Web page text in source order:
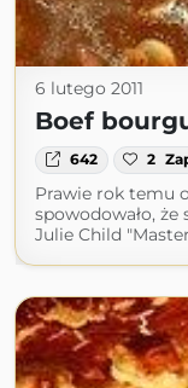
6 lutego 2011
Boef
642 2
Prawie rok temu
spowodowało, że
Julie Child